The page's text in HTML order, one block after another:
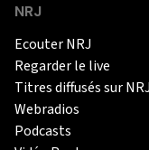
NRJ
Ecouter NRJ
Regarder le live
Titres diffusés sur
Webradios
Podcasts